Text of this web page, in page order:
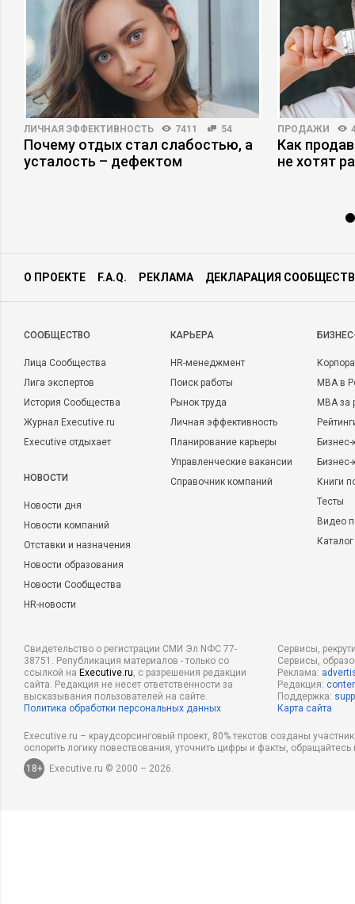
ЛИЧНАЯ ЭФФЕКТИВНОСТЬ 7411 54
Почему отдых стал слабостью, а
усталость – дефектом
ПРОДАЖИ
Как
не хотят
О ПРОЕКТЕ F.A.Q. РЕКЛАМА ДЕКЛАРАЦИЯ
CООБЩЕСТВО
Лица Сообщества
Лига экспертов
История Сообщества
Журнал Executive.ru
Executive отдыхает
НОВОСТИ
Новости дня
Новости компаний
Отставки и назначения
Новости образования
Новости Сообщества
HR-новости
КАРЬЕРА
HR-менеджмент
Поиск работы
Рынок труда
Личная эффективность
Планирование карьеры
Управленческие вакансии
Справочник компаний
MBA в
MBA
Бизнес-
Книги
Тесты
Видео
Свидетельство о регистрации СМИ Эл NФС 77-
38751. Републикация материалов - только со
ссылкой на Executive.ru, с разрешения редакции
сайта. Редакция не несет ответственности за
высказывания пользователей на сайте.
Политика обработки персональных данных
Сервисы,
Сервисы,
Реклама:
Редакция:
Поддержка:
Карта сайта
Executive.ru – краудсорсинговый проект, 80% текстов созданы
оспорить логику повествования, уточнить цифры и факты,
18+
Executive.ru © 2000 – 2026.